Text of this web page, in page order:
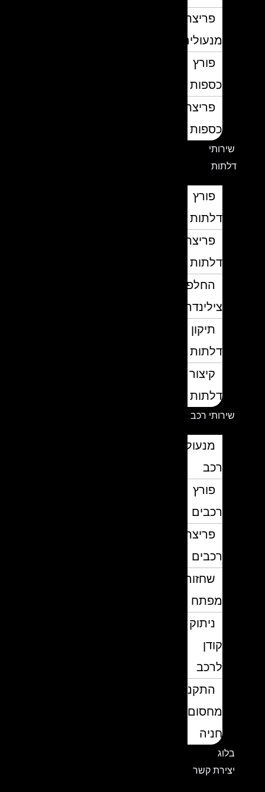
פריצת
מנעולים
פורץ
כספות
פריצת
כספות
שירותי
דלתות
פורץ
דלתות
פריצת
דלתות
החלפת
צילינדרים
תיקון
דלתות
קיצור
דלתות
שירותי רכב
מנעולן
פורץ
רכבים
פריצת
רכבים
שחזור
מפתח
ניתוק
לרכב
התקנת
מחסום
חניה
יצירת קשר